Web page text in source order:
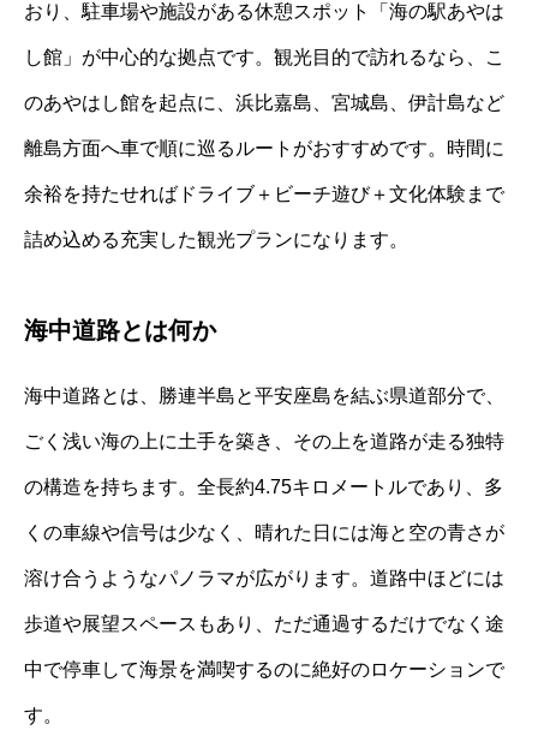
おり、駐車場や施設がある休憩スポット「海の駅あやは
し館」が中心的な拠点です。観光目的で訪れるなら、こ
のあやはし館を起点に、浜比嘉島、宮城島、伊計島など
離島方面へ車で順に巡るルートがおすすめです。時間に
余裕を持たせればドライブ＋ビーチ遊び＋文化体験まで
詰め込める充実した観光プランになります。
海中道路とは何か
海中道路とは、勝連半島と平安座島を結ぶ県道部分で、
ごく浅い海の上に土手を築き、その上を道路が走る独特
の構造を持ちます。全長約4.75キロメートルであり、多
くの車線や信号は少なく、晴れた日には海と空の青さが
溶け合うようなパノラマが広がります。道路中ほどには
歩道や展望スペースもあり、ただ通過するだけでなく途
中で停車して海景を満喫するのに絶好のロケーションで
す。